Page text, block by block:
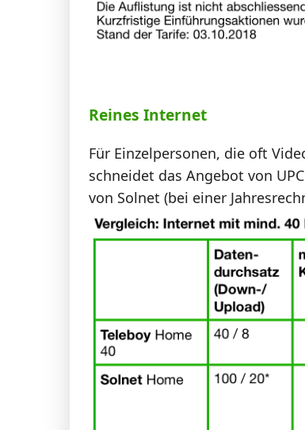
Reines Internet
Für Einzelpersonen, die oft
schneidet das Angebot von
von Solnet (bei einer